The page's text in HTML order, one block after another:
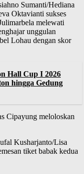
Sumanti/Hediana
Oktavianti sukses
melewati
unggulan
Lohau dengan skor
Hall Cup I 2026
hingga Gedung
Cipayung meloloskan
Kusharjanto/Lisa
tiket babak kedua